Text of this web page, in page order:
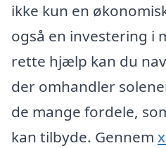
ikke kun en
også en investering i
rette hjælp kan du
der omhandler
de mange fordele,
kan tilbyde. Gennem